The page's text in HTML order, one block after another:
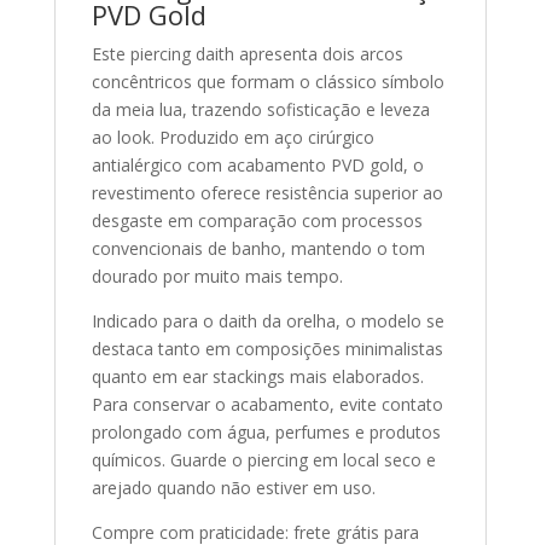
PVD Gold
Este piercing daith apresenta dois arcos
concêntricos que formam o clássico símbolo
da meia lua, trazendo sofisticação e leveza
ao look. Produzido em aço cirúrgico
antialérgico com acabamento PVD gold, o
revestimento oferece resistência superior ao
desgaste em comparação com processos
convencionais de banho, mantendo o tom
dourado por muito mais tempo.
Indicado para o daith da orelha, o modelo se
destaca tanto em composições minimalistas
quanto em ear stackings mais elaborados.
Para conservar o acabamento, evite contato
prolongado com água, perfumes e produtos
químicos. Guarde o piercing em local seco e
arejado quando não estiver em uso.
Compre com praticidade: frete grátis para